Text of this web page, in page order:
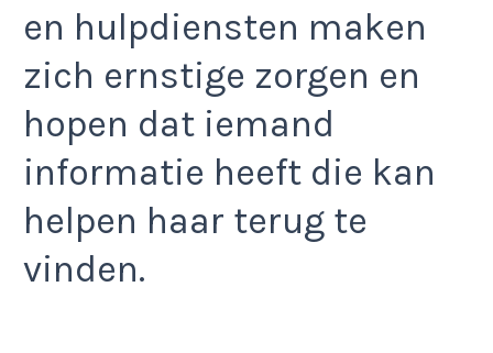
en hulpdiensten maken
zich ernstige zorgen en
hopen dat iemand
informatie heeft die kan
helpen haar terug te
vinden.